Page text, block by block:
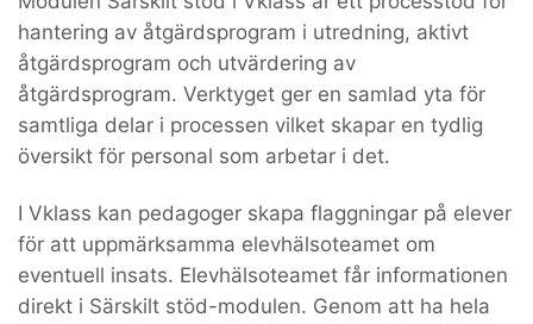
hantering av åtgärdsprogram i utredning, aktivt
åtgärdsprogram och utvärdering av
åtgärdsprogram. Verktyget ger en samlad yta för
samtliga delar i processen vilket skapar en tydlig
översikt för personal som arbetar i det.
I Vklass kan pedagoger skapa flaggningar på elever
för att uppmärksamma elevhälsoteamet om
eventuell insats. Elevhälsoteamet får informationen
direkt i Särskilt stöd-modulen. Genom att ha hela